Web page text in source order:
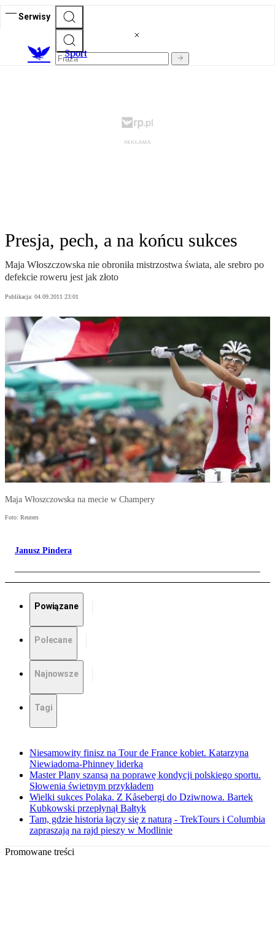
Serwisy
Sport
Presja, pech, a na końcu sukces
Maja Włoszczowska nie obroniła mistrzostwa świata, ale srebro po
defekcie roweru jest jak złoto
Publikacja: 04.09.2011 23:01
Maja Włoszczowska na mecie w Champery
Foto: Reuters
Janusz Pindera
Powiązane
Polecane
Najnowsze
Tagi
Niesamowity finisz na Tour de France kobiet. Katarzyna
Niewiadoma-Phinney liderką
Master Plany szansą na poprawę kondycji polskiego sportu.
Słowenia świetnym przykładem
Wielki sukces Polaka. Z Kåsebergi do Dziwnowa. Bartek
Kubkowski przepłynął Bałtyk
Tam, gdzie historia łączy się z naturą - TrekTours i Columbia
zapraszają na rajd pieszy w Modlinie
Promowane treści